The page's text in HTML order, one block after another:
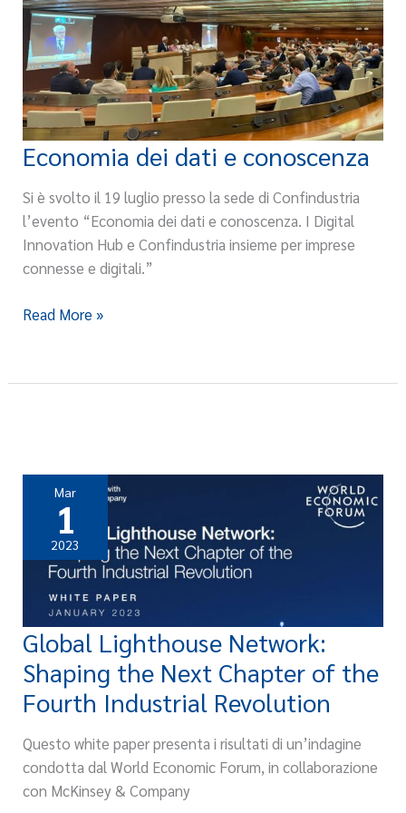
Economia dei dati e conoscenza
Si è svolto il 19 luglio presso la sede di Confindustria
l’evento “Economia dei dati e conoscenza. I Digital
Innovation Hub e Confindustria insieme per imprese
connesse e digitali.”
Economia
dati
e
conoscenza
Read More »
Mar
1
2023
Global Lighthouse Network:
Shaping the Next Chapter of the
Fourth Industrial Revolution
Questo white paper presenta i risultati di un’indagine
condotta dal World Economic Forum, in collaborazione
con McKinsey & Company
Global
Lighthouse
Network:
Shaping
Next
Chapter
of